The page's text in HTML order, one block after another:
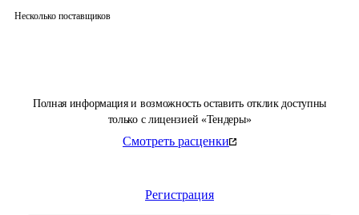
Полная информация и возможность оставить отклик доступны
только с лицензией «Тендеры»
Смотреть расценки
Регистрация
Несколько поставщиков